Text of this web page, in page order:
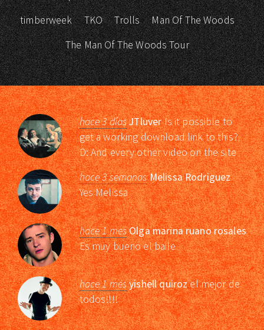
timberweek
TKO Trolls
Man Of The Woods
The Man Of The Woods Tour
hace 3 díasJTluverIs it possible to
get a working download link to this?
D: And every other video on the site
hace 3 semanasMelissa Rodriguez
Yes Melissa
hace 1 mesOlga marina ruano rosales
Es muy bueno el baile
hace 1 mesyishell quirozel mejor de
todos!!!!